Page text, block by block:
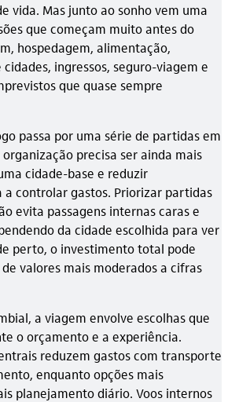
vida. Mas junto ao sonho vem uma
que começam muito antes do
hospedagem, alimentação,
ingressos, seguro-viagem e
que quase sempre
passa por uma série de partidas em
precisa ser ainda mais
cidade-base e reduzir
a controlar gastos. Priorizar partidas
evita passagens internas caras e
da cidade escolhida para ver
perto, o investimento total pode
valores mais moderados a cifras
a viagem envolve escolhas que
o orçamento e a experiência.
reduzem gastos com transporte
enquanto opções mais
planejamento diário. Voos internos